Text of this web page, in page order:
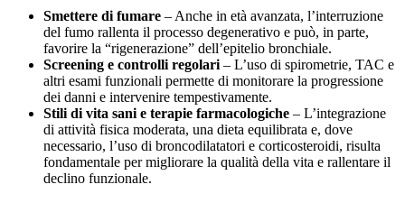
Smettere di fumare – Anche in età avanzata, l’interruzione
del fumo rallenta il processo degenerativo e può, in parte,
favorire la “rigenerazione” dell’epitelio bronchiale.
Screening e controlli regolari – L’uso di spirometrie, TAC e
altri esami funzionali permette di monitorare la progressione
dei danni e intervenire tempestivamente.
Stili di vita sani e terapie farmacologiche – L’integrazione
di attività fisica moderata, una dieta equilibrata e, dove
necessario, l’uso di broncodilatatori e corticosteroidi, risulta
fondamentale per migliorare la qualità della vita e rallentare il
declino funzionale.